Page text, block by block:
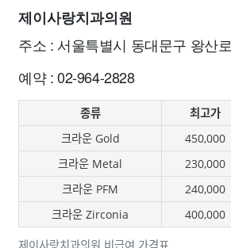
제이사랑치과의원
주소 : 서울특별시 동대문구 왕산로
예약 : 02-964-2828
종류 최고가
크라운 Gold
450,000
크라운 Metal
230,000
크라운 PFM
240,000
크라운 Zirconia
400,000